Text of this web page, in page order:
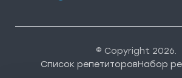
© Copyright 2026.
Список репетиторовНабор